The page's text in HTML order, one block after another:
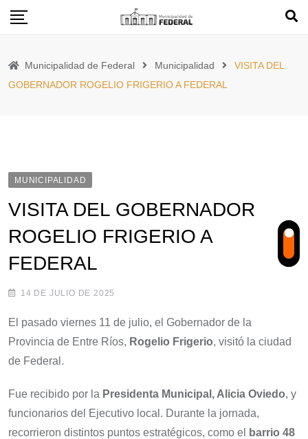
Skip
Municipalidad de Federal Municipalidad
VISITA DEL
GOBERNADOR ROGELIO FRIGERIO A FEDERAL
MUNICIPALIDAD
VISITA DEL GOBERNADOR
ROGELIO FRIGERIO A
FEDERAL
14 DE JULIO DE 2025
El pasado viernes 11 de julio, el Gobernador de la
Provincia de Entre Ríos, Rogelio Frigerio, visitó la ciudad
de Federal.
Fue recibido por la Presidenta Municipal, Alicia Oviedo, y
funcionarios del Ejecutivo local. Durante la jornada,
recorrieron distintos puntos estratégicos, como el
barrio 48